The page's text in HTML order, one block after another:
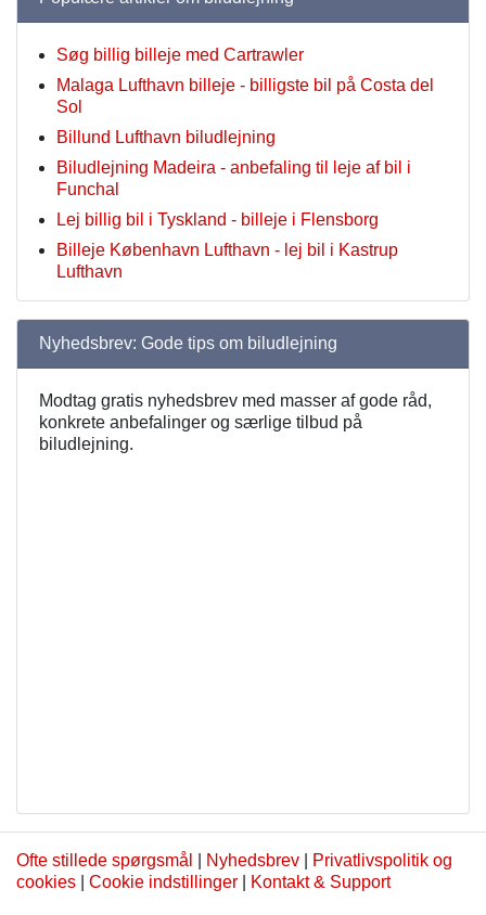
Søg billig billeje med Cartrawler
Malaga Lufthavn billeje - billigste bil på Costa del
Sol
Billund Lufthavn biludlejning
Biludlejning Madeira - anbefaling til leje af bil i
Funchal
Lej billig bil i Tyskland - billeje i Flensborg
Billeje København Lufthavn - lej bil i Kastrup
Lufthavn
Nyhedsbrev: Gode tips om biludlejning
Modtag gratis nyhedsbrev med masser af gode råd,
konkrete anbefalinger og særlige tilbud på
biludlejning.
Ofte stillede spørgsmål Nyhedsbrev
Privatlivspolitik og
cookies
Cookie indstillinger Kontakt & Support